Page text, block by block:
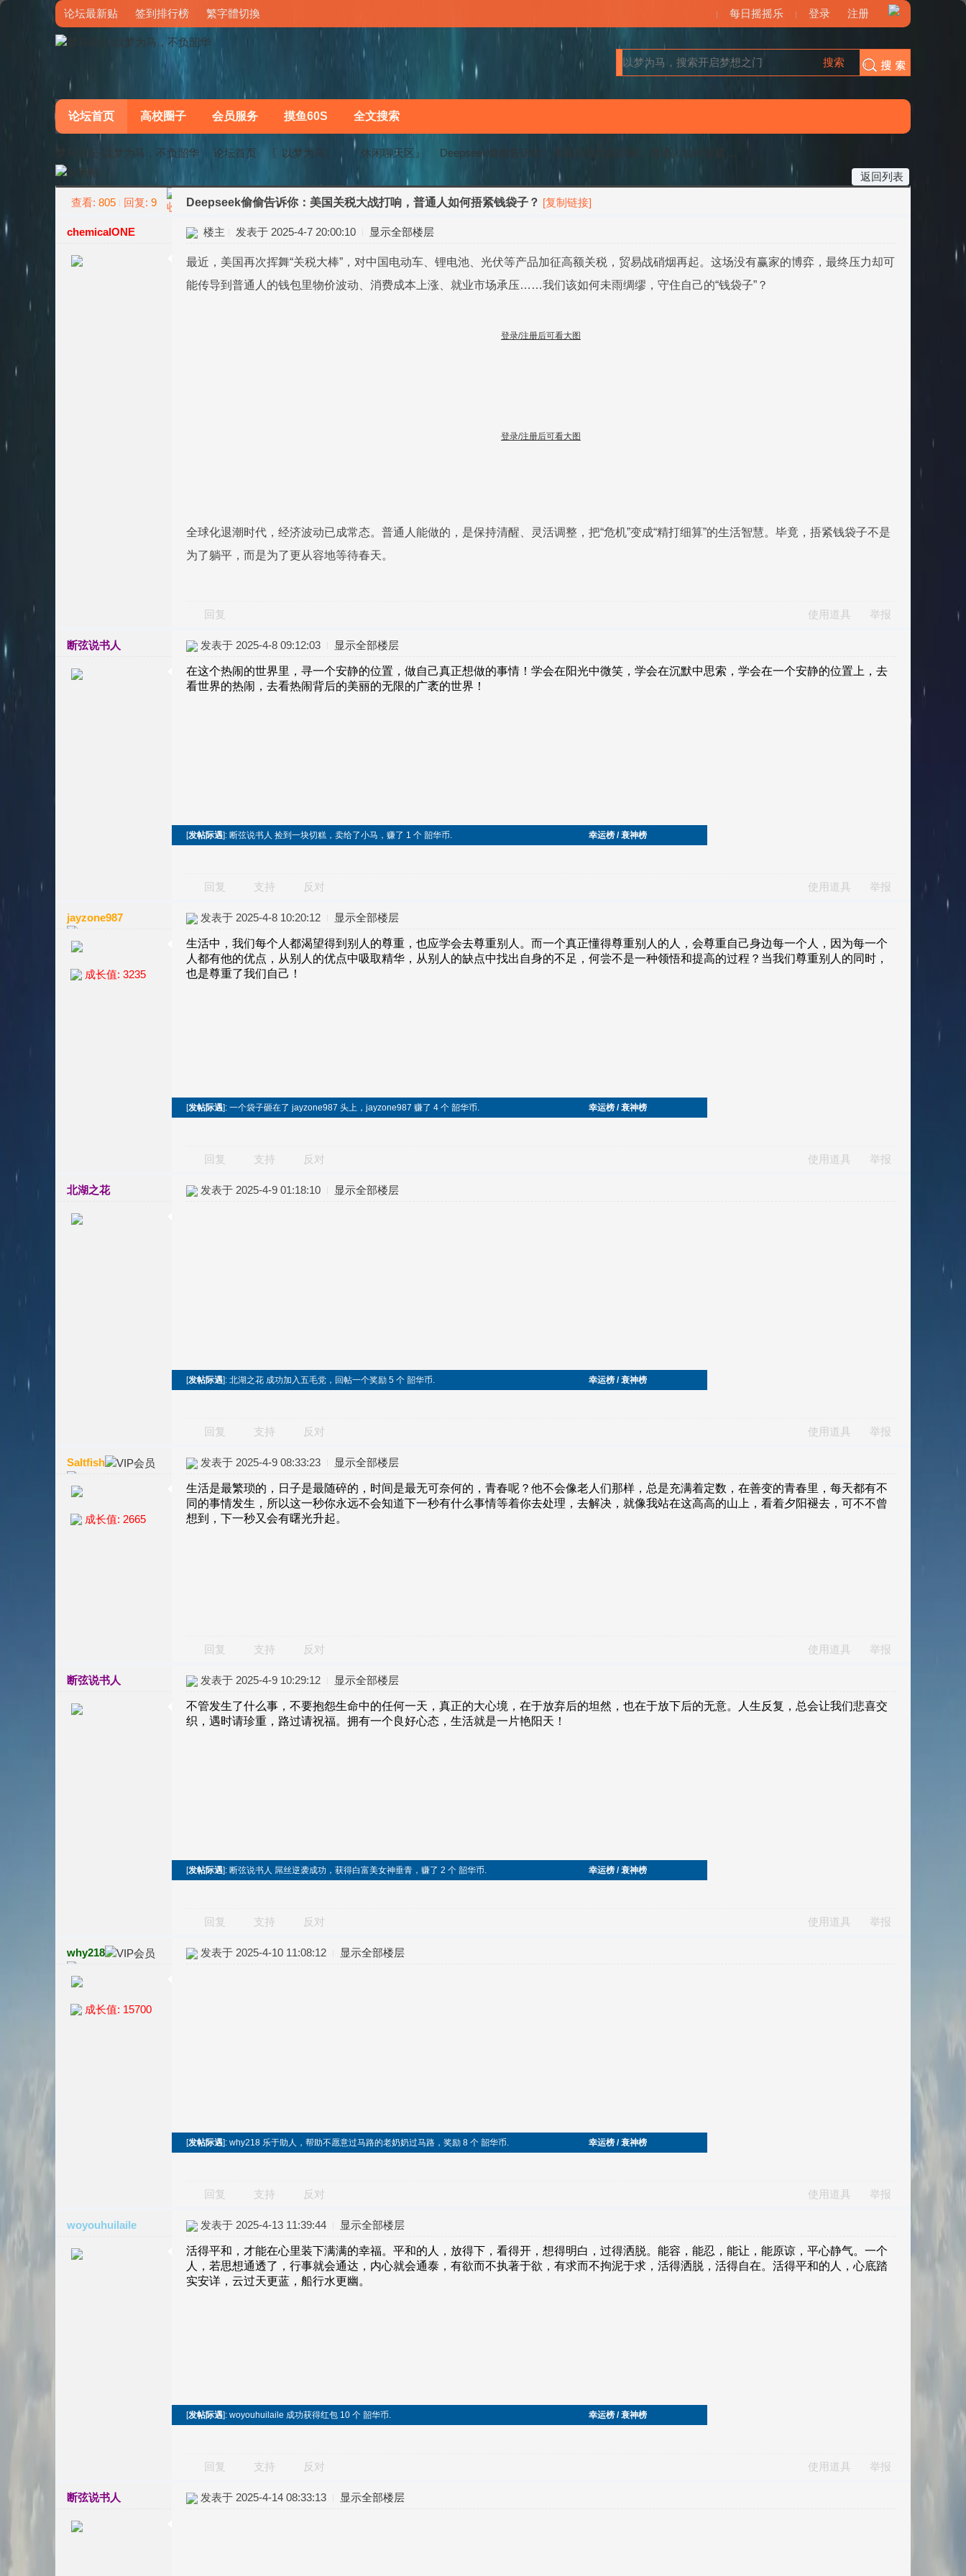
论坛最新贴 签到排行榜 繁字體切換 每日摇摇乐 登录 注册
搜索
论坛首页 高校圈子 会员服务 摸鱼60S 全文搜索
梦马论坛-以梦为马，不负韶华 论坛首页 〖以梦为马〗 『休闲聊天区』
Deepseek偷偷告诉你：美国关税大战打响，普通人如何捂紧 ...
返回列表
查看: 805 回复: 9 Deepseek偷偷告诉你：美国关税大战打响，普通人如何捂紧钱袋子？ [复制链接]
chemicalONE 楼主 发表于 2025-4-7 20:00:10 显示全部楼层
最近，美国再次挥舞“关税大棒”，对中国电动车、锂电池、光伏等产品加征高额关税，贸易战硝烟再起。这场没有赢家的博弈，最终压力却可
能传导到普通人的钱包里物价波动、消费成本上涨、就业市场承压……我们该如何未雨绸缪，守住自己的“钱袋子”？
登录/注册后可看大图
登录/注册后可看大图
全球化退潮时代，经济波动已成常态。普通人能做的，是保持清醒、灵活调整，把“危机”变成“精打细算”的生活智慧。毕竟，捂紧钱袋子不是
为了躺平，而是为了更从容地等待春天。
回复 使用道具 举报
断弦说书人 发表于 2025-4-8 09:12:03 显示全部楼层
[发帖际遇]: 断弦说书人 捡到一块切糕，卖给了小马，赚了 1 个 韶华币. 幸运榜 / 衰神榜
回复 支持 反对 使用道具 举报
jayzone987
成长值: 3235
发表于 2025-4-8 10:20:12 显示全部楼层
[发帖际遇]: 一个袋子砸在了 jayzone987 头上，jayzone987 赚了 4 个 韶华币. 幸运榜 / 衰神榜
回复 支持 反对 使用道具 举报
北湖之花 发表于 2025-4-9 01:18:10 显示全部楼层
[发帖际遇]: 北湖之花 成功加入五毛党，回帖一个奖励 5 个 韶华币. 幸运榜 / 衰神榜
回复 支持 反对 使用道具 举报
Saltfish
成长值: 2665
发表于 2025-4-9 08:33:23 显示全部楼层
回复 支持 反对 使用道具 举报
断弦说书人 发表于 2025-4-9 10:29:12 显示全部楼层
[发帖际遇]: 断弦说书人 屌丝逆袭成功，获得白富美女神垂青，赚了 2 个 韶华币. 幸运榜 / 衰神榜
回复 支持 反对 使用道具 举报
why218
成长值: 15700
发表于 2025-4-10 11:08:12 显示全部楼层
[发帖际遇]: why218 乐于助人，帮助不愿意过马路的老奶奶过马路，奖励 8 个 韶华币. 幸运榜 / 衰神榜
回复 支持 反对 使用道具 举报
woyouhuilaile 发表于 2025-4-13 11:39:44 显示全部楼层
[发帖际遇]: woyouhuilaile 成功获得红包 10 个 韶华币. 幸运榜 / 衰神榜
回复 支持 反对 使用道具 举报
断弦说书人 发表于 2025-4-14 08:33:13 显示全部楼层